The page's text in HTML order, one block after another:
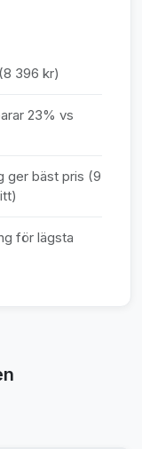
396 kr)
23% vs
ger bäst pris (9
för lägsta